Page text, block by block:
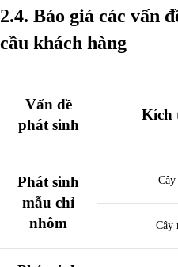
2.4. Báo giá các vấn
cầu khách hàng
Vấn đề
phát sinh
Kích
Phát sinh
mẫu chỉ
nhôm
Cây